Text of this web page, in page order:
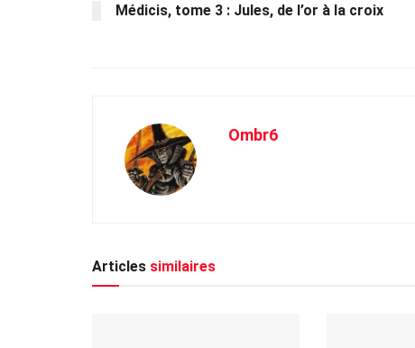
Médicis, tome 3 : Jules, de l’or à la croix
Ombr6
Articles similaires